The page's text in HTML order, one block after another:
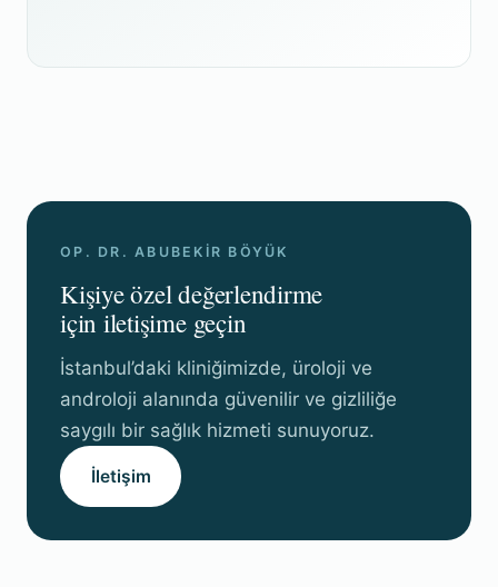
OP. DR. ABUBEKIR BÖYÜK
Kişiye özel değerlendirme
için iletişime geçin
İstanbul’daki kliniğimizde, üroloji ve
androloji alanında güvenilir ve gizliliğe
saygılı bir sağlık hizmeti sunuyoruz.
İletişim